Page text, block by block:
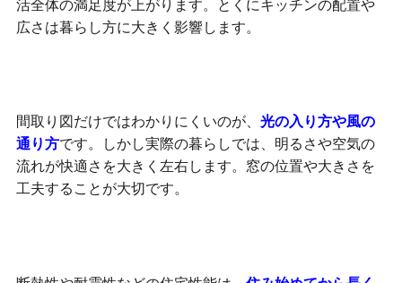
活全体の満足度が上がります。とくにキッチンの配置や
広さは暮らし方に大きく影響します。
間取り図だけではわかりにくいのが、 光の入り方や風の
通り方です。しかし実際の暮らしでは、明るさや空気の
流れが快適さを大きく左右します。窓の位置や大きさを
工夫することが大切です。